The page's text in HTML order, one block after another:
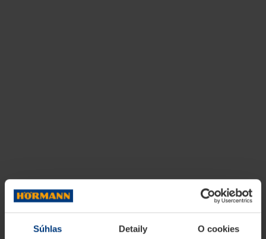
Súhlas Detaily O cookies